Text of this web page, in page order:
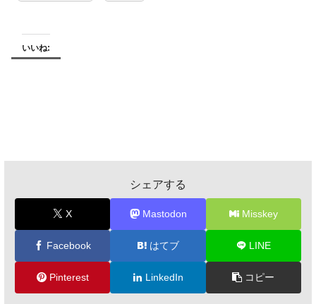
いいね:
シェアする
X Mastodon Misskey
Facebook はてブ LINE
Pinterest LinkedIn コピー